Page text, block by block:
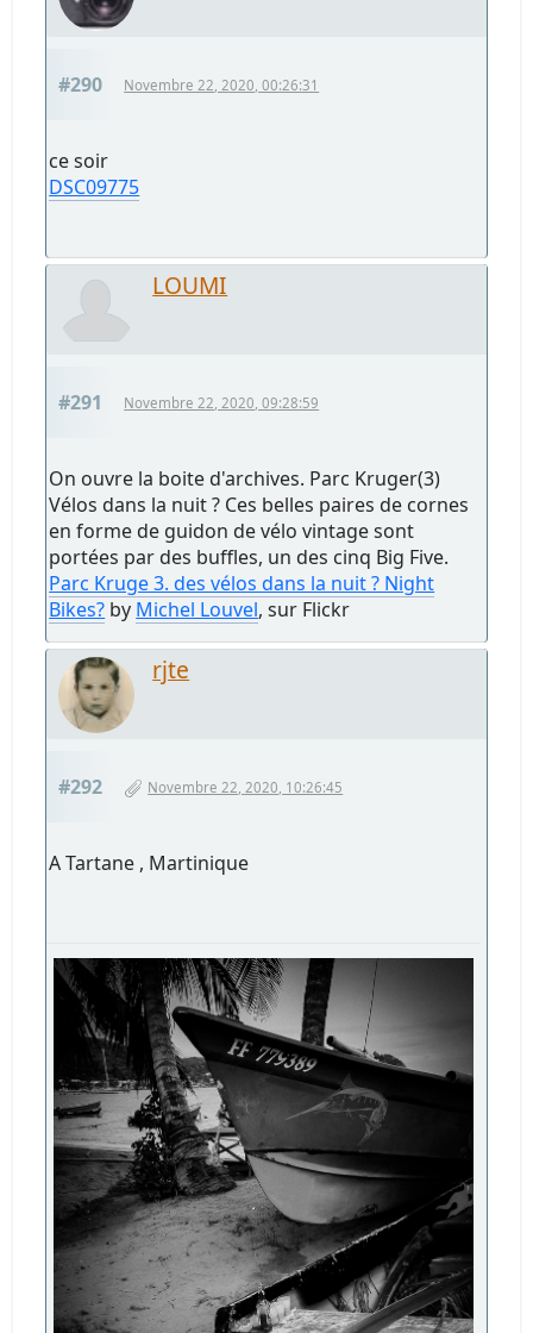
#290 Novembre 22, 2020, 00:26:31
ce soir
DSC09775
LOUMI
#291 Novembre 22, 2020, 09:28:59
On ouvre la boite d'archives. Parc Kruger(3)
Vélos dans la nuit ? Ces belles paires de cornes
en forme de guidon de vélo vintage sont
portées par des buffles, un des cinq Big Five.
Parc Kruge 3. des vélos dans la nuit ? Night
Bikes? by Michel Louvel, sur Flickr
rjte
#292 Novembre 22, 2020, 10:26:45
A Tartane , Martinique